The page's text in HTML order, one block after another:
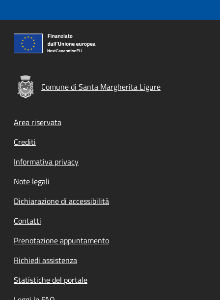
Comune di Santa Margherita Ligure
Footer menu
Area riservata
Crediti
Informativa privacy
Note legali
Dichiarazione di accessibilità
Contatti
Prenotazione appuntamento
Richiedi assistenza
Statistiche del portale